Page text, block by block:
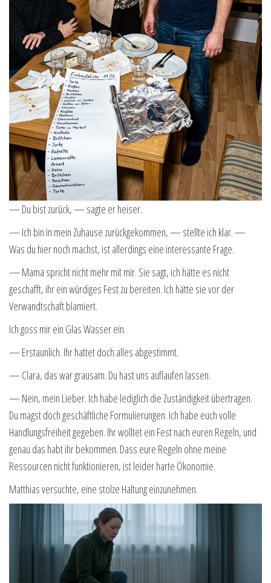
— Du bist zurück, — sagte er heiser.
— Ich bin in mein Zuhause zurückgekommen, — stellte ich klar. —
Was du hier noch machst, ist allerdings eine interessante Frage.
— Mama spricht nicht mehr mit mir. Sie sagt, ich hätte es nicht
geschafft, ihr ein würdiges Fest zu bereiten. Ich hätte sie vor der
Verwandtschaft blamiert.
Ich goss mir ein Glas Wasser ein.
— Erstaunlich. Ihr hattet doch alles abgestimmt.
— Clara, das war grausam. Du hast uns auflaufen lassen.
— Nein, mein Lieber. Ich habe lediglich die Zuständigkeit übertragen.
Du magst doch geschäftliche Formulierungen. Ich habe euch volle
Handlungsfreiheit gegeben. Ihr wolltet ein Fest nach euren Regeln, und
genau das habt ihr bekommen. Dass eure Regeln ohne meine
Ressourcen nicht funktionieren, ist leider harte Ökonomie.
Matthias versuchte, eine stolze Haltung einzunehmen.